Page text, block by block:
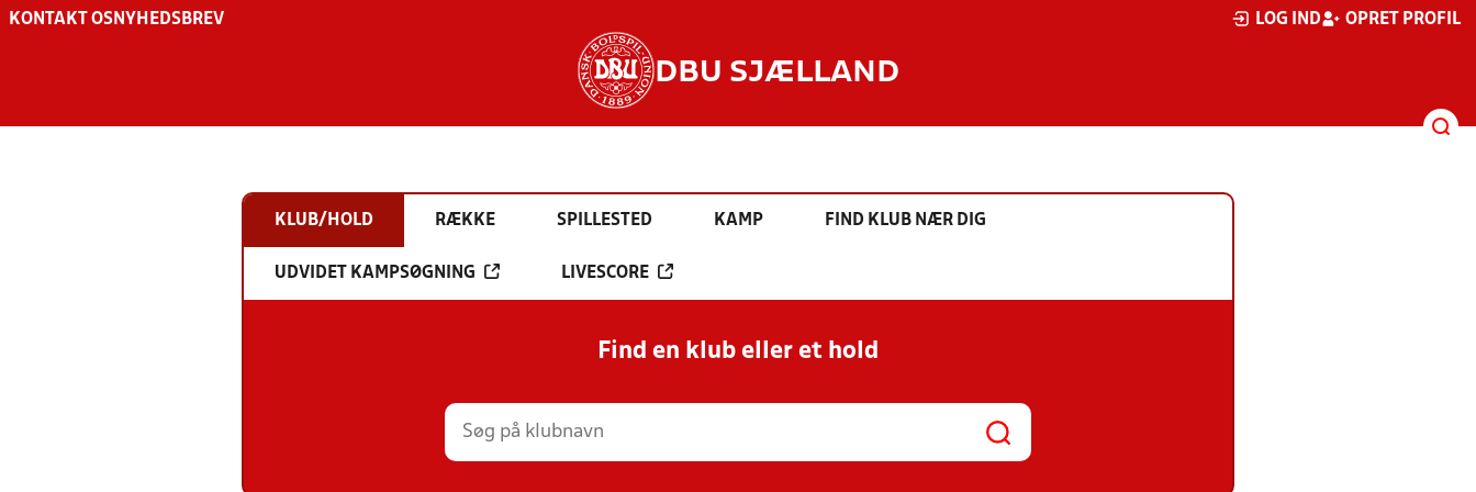
KONTAKT OS NYHEDSBREV LOG IND OPRET PROFIL
DBU SJÆLLAND
KLUB/HOLD RÆKKE SPILLESTED KAMP FIND KLUB NÆR DIG
UDVIDET KAMPSØGNING LIVESCORE
Find en klub eller et hold